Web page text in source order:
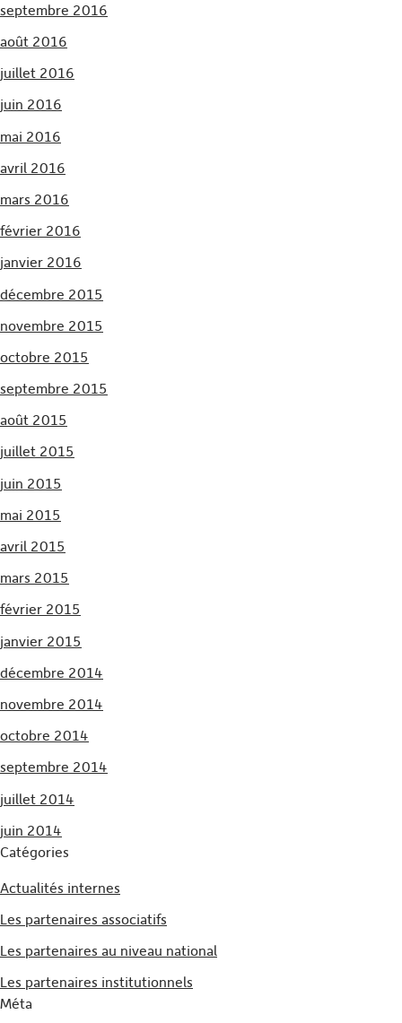
septembre 2016
août 2016
juillet 2016
juin 2016
mai 2016
avril 2016
mars 2016
février 2016
janvier 2016
décembre 2015
novembre 2015
octobre 2015
septembre 2015
août 2015
juillet 2015
juin 2015
mai 2015
avril 2015
mars 2015
février 2015
janvier 2015
décembre 2014
novembre 2014
octobre 2014
septembre 2014
juillet 2014
juin 2014
Catégories
Actualités internes
Les partenaires associatifs
Les partenaires au niveau national
Les partenaires institutionnels
Méta